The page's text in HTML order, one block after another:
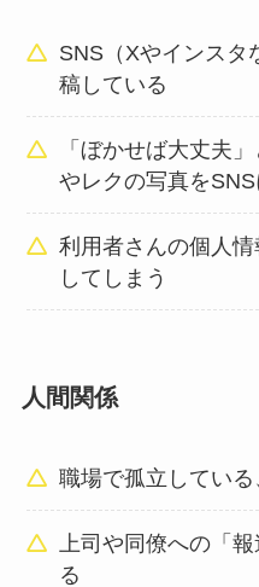
SNS（Xやインスタ
稿している
「ぼかせば大丈夫
やレクの写真を
利用者さんの個人
してしまう
人間関係
職場で孤立してい
上司や同僚への「
る